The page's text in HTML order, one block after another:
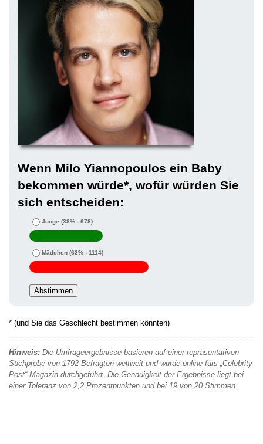
Wenn Milo Yiannopoulos ein Baby
bekommen würde*, wofür würden Sie
sich entscheiden:
Junge (38% - 678)
Mädchen (62% - 1114)
* (und Sie das Geschlecht bestimmen könnten)
Hinweis: Die Umfrageergebnisse basieren auf einer repräsentativen
Stichprobe von 1792 Befragten weltweit und wurde online fürs „Celebrity
Post“ Magazin durchgeführt. Die Genauigkeit der Ergebnisse liegt bei
einer Toleranz von 2,2 Prozentpunkten und bei 19 von 20 Stimmen.